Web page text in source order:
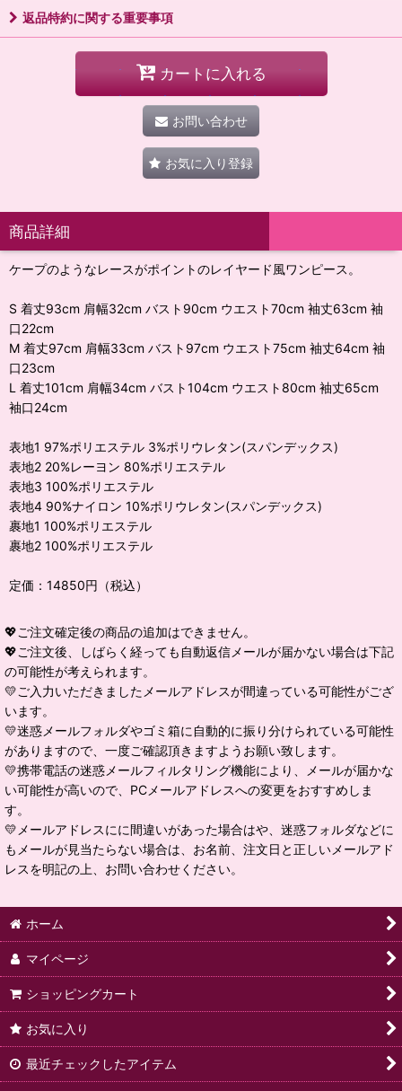
返品特約に関する重要事項
カートに入れる
お問い合わせ
お気に入り登録
商品詳細
ケープのようなレースがポイントのレイヤード風ワンピース。
S 着丈93cm 肩幅32cm バスト90cm ウエスト70cm 袖丈63cm 袖
口22cm
M 着丈97cm 肩幅33cm バスト97cm ウエスト75cm 袖丈64cm 袖
口23cm
L 着丈101cm 肩幅34cm バスト104cm ウエスト80cm 袖丈65cm
袖口24cm
表地1 97%ポリエステル 3%ポリウレタン(スパンデックス)
表地2 20%レーヨン 80%ポリエステル
表地3 100%ポリエステル
表地4 90%ナイロン 10%ポリウレタン(スパンデックス)
裹地1 100%ポリエステル
裹地2 100%ポリエステル
定価：14850円（税込）
💖ご注文確定後の商品の追加はできません。
💖ご注文後、しばらく経っても自動返信メールが届かない場合は下記
の可能性が考えられます。
💛ご入力いただきましたメールアドレスが間違っている可能性がござ
います。
💛迷惑メールフォルダやゴミ箱に自動的に振り分けられている可能性
がありますので、一度ご確認頂きますようお願い致します。
💛携帯電話の迷惑メールフィルタリング機能により、メールが届かな
い可能性が高いので、PCメールアドレスへの変更をおすすめしま
す。
💛メールアドレスにに間違いがあった場合はや、迷惑フォルダなどに
もメールが見当たらない場合は、お名前、注文日と正しいメールアド
レスを明記の上、お問い合わせください。
ホーム
マイページ
ショッピングカート
お気に入り
最近チェックしたアイテム